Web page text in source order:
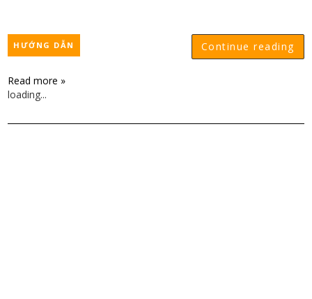
Continue reading
HƯỚNG DẪN
Read more »
loading...